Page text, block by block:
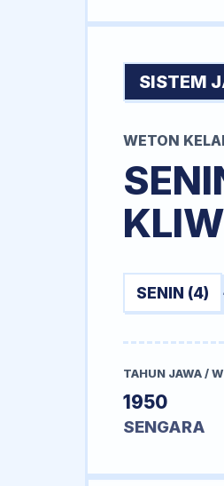
SISTEM
WETON
SENIN (4)
TAHUN JAWA /
1950
SENGARA